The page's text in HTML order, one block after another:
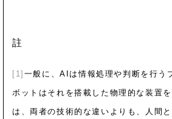
註
[ 1] 一般に、AIは情報処理や判断を行う
ボットはそれを搭載した物理的な装置
は、両者の技術的な違いよりも、人間